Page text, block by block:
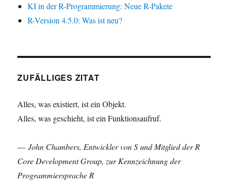
KI in der R-Programmierung: Neue R-Pakete
R-Version 4.5.0: Was ist neu?
ZUFÄLLIGES ZITAT
Alles, was existiert, ist ein Objekt.
Alles, was geschieht, ist ein Funktionsaufruf.
—John Chambers, Entwickler von S und Mitglied der R
Core Development Group, zur Kennzeichnung der
Programmiersprache R